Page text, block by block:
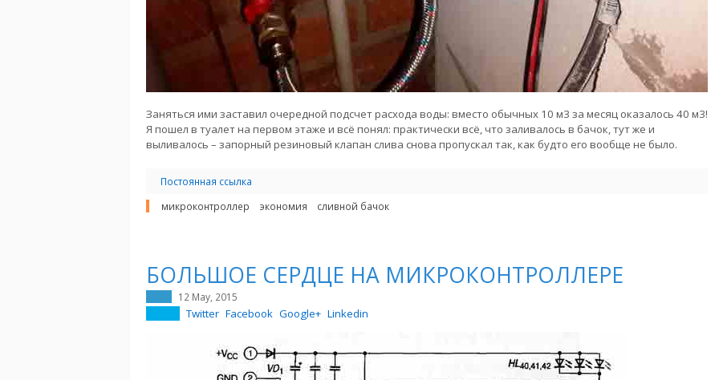
Заняться ими заставил очередной подсчет расхода воды: вместо обычных 10 м3 за месяц оказалось 40 м3!
Я пошел в туалет на первом этаже и всё понял: практически всё, что заливалось в бачок, тут же и
выливалось – запорный резиновый клапан слива снова пропускал так, как будто его вообще не было.
Постоянная ссылка
микроконтроллер
экономия сливной бачок
БОЛЬШОЕ СЕРДЦЕ НА МИКРОКОНТРОЛЛЕРЕ
12 May, 2015
Twitter Facebook Google+ Linkedin